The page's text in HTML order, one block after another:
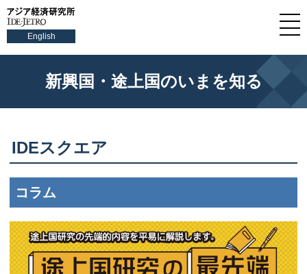
English
新興国・途上国のいまを知る
IDEスクエア
コラム